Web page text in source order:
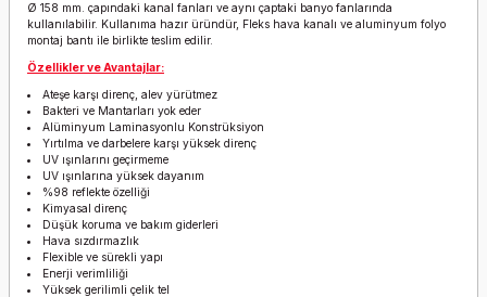
Ø 158 mm. çapındaki kanal fanları ve aynı çaptaki banyo fanlarında
kullanılabilir. Kullanıma hazır üründür, Fleks hava kanalı ve aluminyum folyo
montaj bantı ile birlikte teslim edilir.
Özellikler ve Avantajlar:
Ateşe karşı direnç, alev yürütmez
Bakteri ve Mantarları yok eder
Alüminyum Laminasyonlu Konstrüksiyon
Yırtılma ve darbelere karşı yüksek direnç
UV ışınlarını geçirmeme
UV ışınlarına yüksek dayanım
%98 reflekte özelliği
Kimyasal direnç
Düşük koruma ve bakım giderleri
Hava sızdırmazlık
Flexible ve sürekli yapı
Enerji verimliliği
Yüksek gerilimli çelik tel